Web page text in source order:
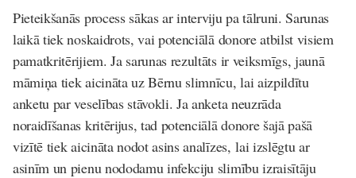
Pieteikšanās process sākas ar interviju pa tālruni. Sarunas
laikā tiek noskaidrots, vai potenciālā donore atbilst visiem
pamatkritērijiem. Ja sarunas rezultāts ir veiksmīgs, jaunā
māmiņa tiek aicināta uz Bērnu slimnīcu, lai aizpildītu
anketu par veselības stāvokli. Ja anketa neuzrāda
noraidīšanas kritērijus, tad potenciālā donore šajā pašā
vizītē tiek aicināta nodot asins analīzes, lai izslēgtu ar
asinīm un pienu nododamu infekciju slimību izraisītāju